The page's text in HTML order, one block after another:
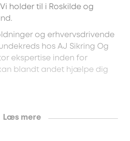
holder til i Roskilde og
og erhvervsdrivende
hos AJ Sikring Og
ekspertise inden for
blandt andet hjælpe dig
Læs mere